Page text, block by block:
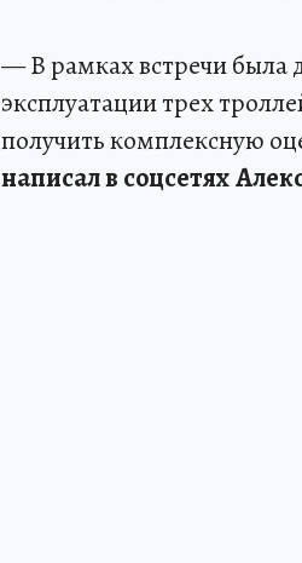
— В рамках встречи была
эксплуатации трех
получить комплексную
написал в соцсетях